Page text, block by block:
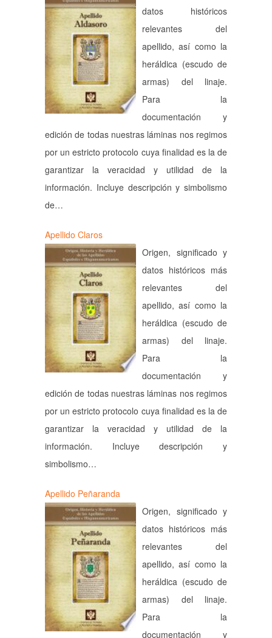
datos históricos
relevantes del
apellido, así como la
heráldica (escudo de
armas) del linaje.
Para la
documentación y
edición de todas nuestras láminas nos regimos
por un estricto protocolo cuya finalidad es la de
garantizar la veracidad y utilidad de la
información. Incluye descripción y simbolismo
de…
Apellido Claros
Origen, significado y
datos históricos más
relevantes del
apellido, así como la
heráldica (escudo de
armas) del linaje.
Para la
documentación y
edición de todas nuestras láminas nos regimos
por un estricto protocolo cuya finalidad es la de
garantizar la veracidad y utilidad de la
información. Incluye descripción y
simbolismo…
Apellido Peñaranda
Origen, significado y
datos históricos más
relevantes del
apellido, así como la
heráldica (escudo de
armas) del linaje.
Para la
documentación y